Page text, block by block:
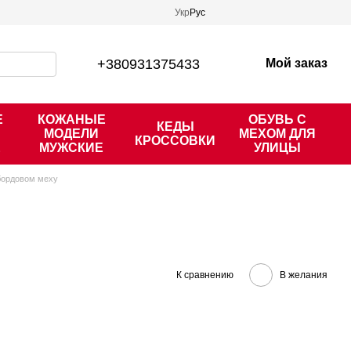
Укр Рус
+380931375433 Мой заказ
КОЖАНЫЕ
МОДЕЛИ
МУЖСКИЕ
КЕДЫ
КРОССОВКИ
ОБУВЬ С
МЕХОМ ДЛЯ
УЛИЦЫ
меху
К сравнению В желания